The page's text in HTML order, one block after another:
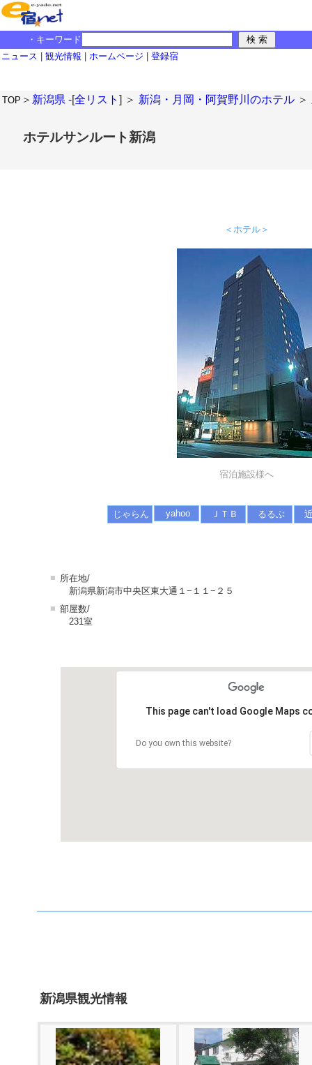
・キーワード
ニュース
観光情報 ホームページ 登録宿
TOP ＞ 新潟県 -[全リスト ] ＞ 新潟・月岡・阿賀野川のホテル ＞
ホテルサンルート新潟
＜ホテル＞
宿泊施設様へ
じゃらん yahoo ＪＴＢ るるぶ
■ 所在地/
新潟県新潟市中央区東大通１−１１−２５
■ 部屋数/
231室
This page can't load Google Maps
Do you own this website?
新潟県観光情報